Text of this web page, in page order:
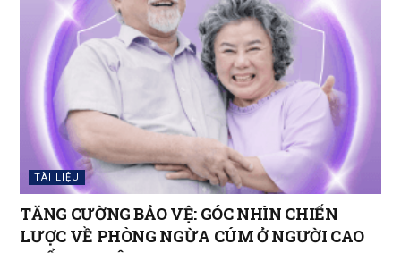
TÀI LIỆU
TĂNG CƯỜNG BẢO VỆ: GÓC NHÌN CHIẾN
LƯỢC VỀ PHÒNG NGỪA CÚM Ở NGƯỜI CAO